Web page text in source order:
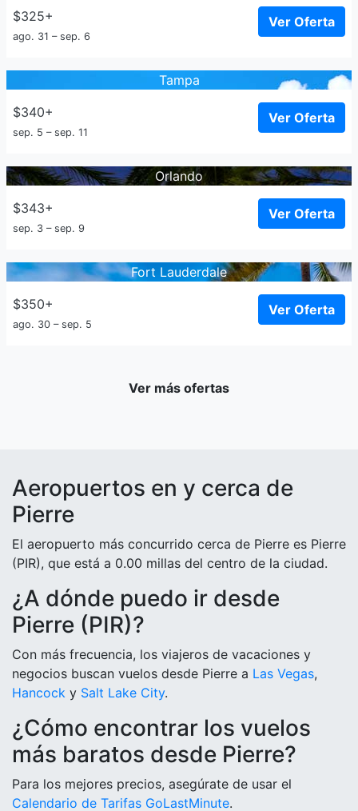
$325+
ago. 31 – sep. 6
Ver Oferta
Tampa
$340+
sep. 5 – sep. 11
Ver Oferta
Orlando
$343+
sep. 3 – sep. 9
Ver Oferta
Fort Lauderdale
$350+
ago. 30 – sep. 5
Ver Oferta
Ver más ofertas
Aeropuertos en y cerca de
Pierre
El aeropuerto más concurrido cerca de Pierre es Pierre
(PIR), que está a 0.00 millas del centro de la ciudad.
¿A dónde puedo ir desde
Pierre (PIR)?
Con más frecuencia, los viajeros de vacaciones y
negocios buscan vuelos desde Pierre a Las Vegas,
Hancock y Salt Lake City.
¿Cómo encontrar los vuelos
más baratos desde Pierre?
Para los mejores precios, asegúrate de usar el
Calendario de Tarifas GoLastMinute.